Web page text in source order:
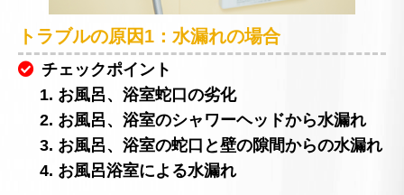
トラブルの原因1：水漏れの場合
チェックポイント
1. お風呂、浴室蛇口の劣化
2. お風呂、浴室のシャワーヘッドから水漏れ
3. お風呂、浴室の蛇口と壁の隙間からの水漏れ
4. お風呂浴室による水漏れ